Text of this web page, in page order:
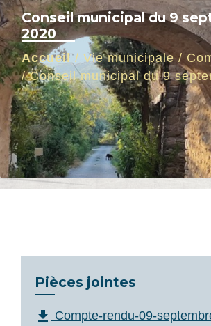
Conseil municipal du 9
2020
Accueil/ Vie municipale/
/Conseil municipal du 9
Pièces jointes
file_download Compte-rendu-09-